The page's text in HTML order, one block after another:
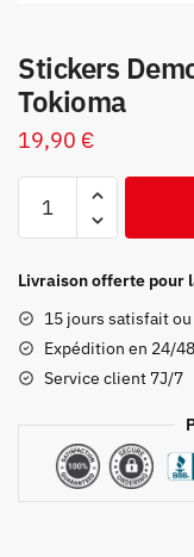
Stickers
Tokioma
19,90 €
Demon
PS5
Giyu
Tokioma
Livraison offerte pour
15 jours satisfait
Expédition en 24/
Service client 7J/7